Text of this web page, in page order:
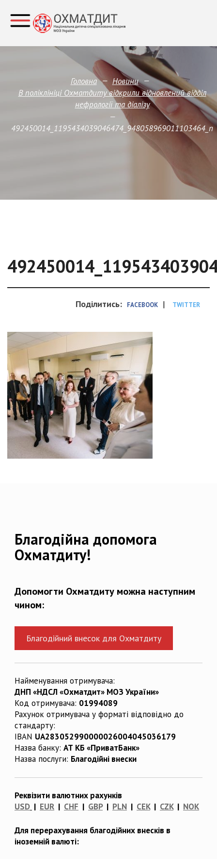
Головна — Новини —
В поліклініці Охматдиту відкрили відновлений відділ
нефрології та діалізу
—
492450014_1195434039046474_948058969011103464_n
Поділитись: FACEBOOK | TWITTER
Благодійна допомога
Охматдиту!
Допомогти Охматдиту можна наступним
чином:
Благодійний внесок для Охматдиту
Найменування отримувача:
ДНП «НДСЛ «Охматдит» МОЗ України»
Код отримувача: 01994089
Рахунок отримувача у форматі відповідно до
стандарту:
IBAN UA283052990000026004045036179
Назва банку: АТ КБ «ПриватБанк»
Назва послуги: Благодійні внески
Реквізити валютних рахунків
USD | EUR | CHF | GBP| PLN | CEK| CZK| NOK
Для перерахування благодійних внесків в
іноземній валюті: